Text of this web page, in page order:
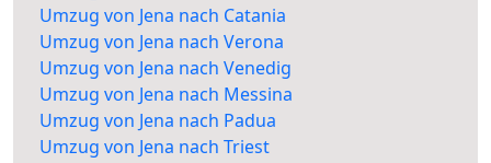
Umzug von Jena nach Catania
Umzug von Jena nach Verona
Umzug von Jena nach Venedig
Umzug von Jena nach Messina
Umzug von Jena nach Padua
Umzug von Jena nach Triest